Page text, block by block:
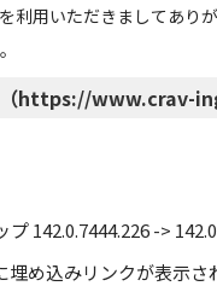
用いただきましてあり
（https://www.crav-
142.0.7444.226 ->
め込みリンクが表示さ